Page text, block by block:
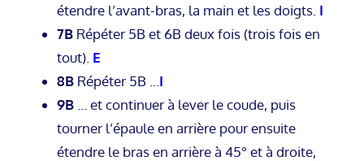
étendre l’avant-bras, la main et les doigts. I
7B Répéter 5B et 6B deux fois (trois fois en
tout). E
8B Répéter 5B … I
9B … et continuer à lever le coude, puis
tourner l’épaule en arrière pour ensuite
étendre le bras en arrière à 45° et à droite,